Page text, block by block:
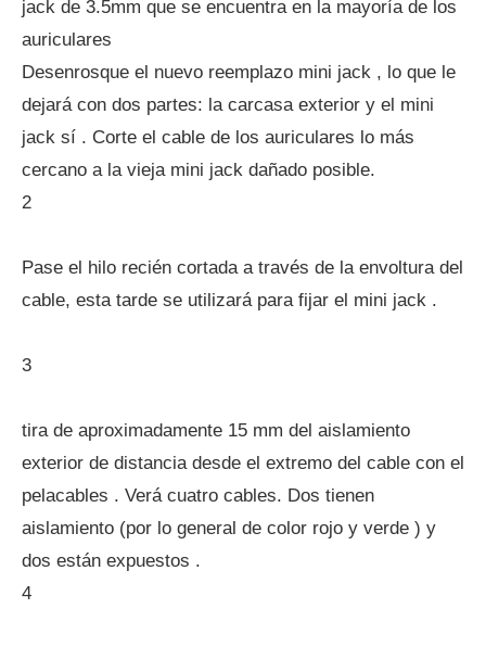
jack de 3.5mm que se encuentra en la mayoría de los
auriculares
Desenrosque el nuevo reemplazo mini jack , lo que le
dejará con dos partes: la carcasa exterior y el mini
jack sí . Corte el cable de los auriculares lo más
cercano a la vieja mini jack dañado posible.
2
Pase el hilo recién cortada a través de la envoltura del
cable, esta tarde se utilizará para fijar el mini jack .
3
tira de aproximadamente 15 mm del aislamiento
exterior de distancia desde el extremo del cable con el
pelacables . Verá cuatro cables. Dos tienen
aislamiento (por lo general de color rojo y verde ) y
dos están expuestos .
4